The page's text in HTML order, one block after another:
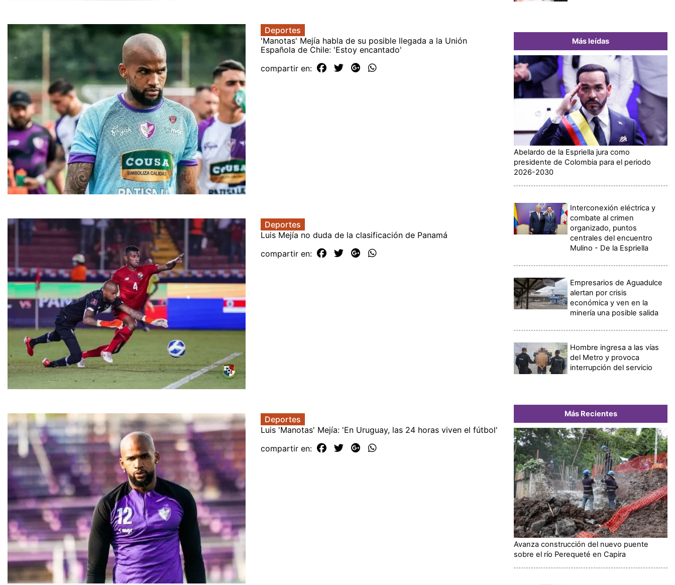
Deportes
'Manotas' Mejía habla de su posible llegada a la Unión
Española de Chile: 'Estoy encantado'
compartir en:
Deportes
Luis Mejía no duda de la clasificación de Panamá
compartir en:
Deportes
Luis 'Manotas' Mejía: 'En Uruguay, las 24 horas viven el fútbol'
compartir en:
Más leídas
Abelardo de la Espriella jura como
presidente de Colombia para el periodo
2026-2030
Interconexión eléctrica y
combate al crimen
organizado, puntos
centrales del encuentro
Mulino - De la Espriella
Empresarios de Aguadulce
alertan por crisis
económica y ven en la
minería una posible salida
Hombre ingresa a las vías
del Metro y provoca
interrupción del servicio
Más Recientes
Avanza construcción del nuevo puente
sobre el río Perequeté en Capira